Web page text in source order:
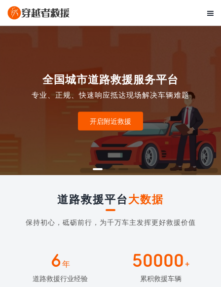

全国城市道路救援服务平台
专业、正规、快速响应抵达现场解决车辆难题
开启附近救援
道路救援平台大数据
保持初心，砥砺前行，为千万车主发挥更好救援价值
6年
道路救援行业经验
50000 +
累积救援车辆